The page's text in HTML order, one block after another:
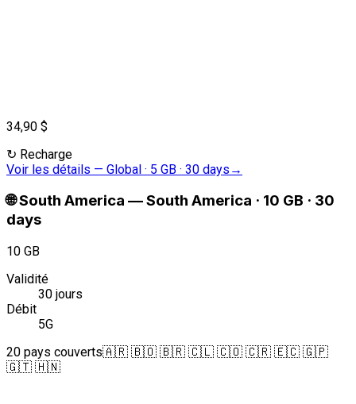
34,90 $
↻ Recharge
Voir les détails — Global · 5 GB · 30 days →
🌐South America —South America · 10 GB · 30
days
10 GB
Validité
30 jours
Débit
5G
20 pays couverts🇦🇷 🇧🇴 🇧🇷 🇨🇱 🇨🇴 🇨🇷 🇪🇨 🇬🇵
🇬🇹 🇭🇳